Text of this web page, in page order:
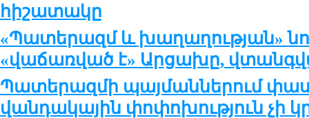
հիշատակը
«Պատերազմ և խաղաղության»
«վաճառված է» Արցախը,
Պա­տե­րազ­մի պայ­ման­նե­րում
վան­դա­կա­յին փո­փո­խու­թ­յուն չի